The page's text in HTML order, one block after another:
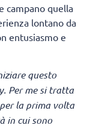
campano quella
lontano da
entusiasmo e
questo
Per me si tratta
la prima volta
in cui sono